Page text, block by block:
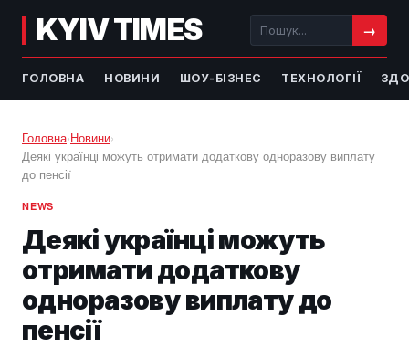
KYIV TIMES →
ГОЛОВНА НОВИНИ ШОУ-БІЗНЕС ТЕХНОЛОГІЇ
Головна›Новини›
Деякі українці можуть отримати додаткову одноразову виплату
до пенсії
NEWS
Деякі українці можуть
отримати додаткову
одноразову виплату до
пенсії